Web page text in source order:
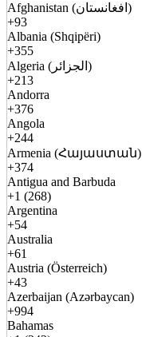
Afghanistan (افغانستان)
+93
Albania (Shqipëri)
+355
Algeria (الجزائر)
+213
Andorra
+376
Angola
+244
Armenia (Հայաստան)
+374
Antigua and Barbuda
+1 (268)
Argentina
+54
Australia
+61
Austria (Österreich)
+43
Azerbaijan (Azərbaycan)
+994
Bahamas